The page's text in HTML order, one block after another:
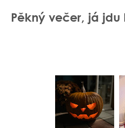
Pěkný večer, já